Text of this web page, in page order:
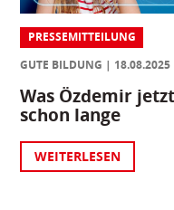
PRESSEMITTEILUNG
GUTE BILDUNG
18.08.2025
Was Özdemir
schon lange
WEITERLESEN